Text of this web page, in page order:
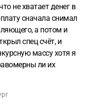
не хватает денег в
сначала снимал
а потом и
спец счёт, и
массу хотя я
ли их